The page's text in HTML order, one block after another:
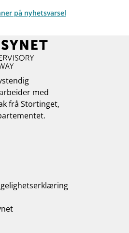
på nyhetsvarsel
med
frå Stortinget,